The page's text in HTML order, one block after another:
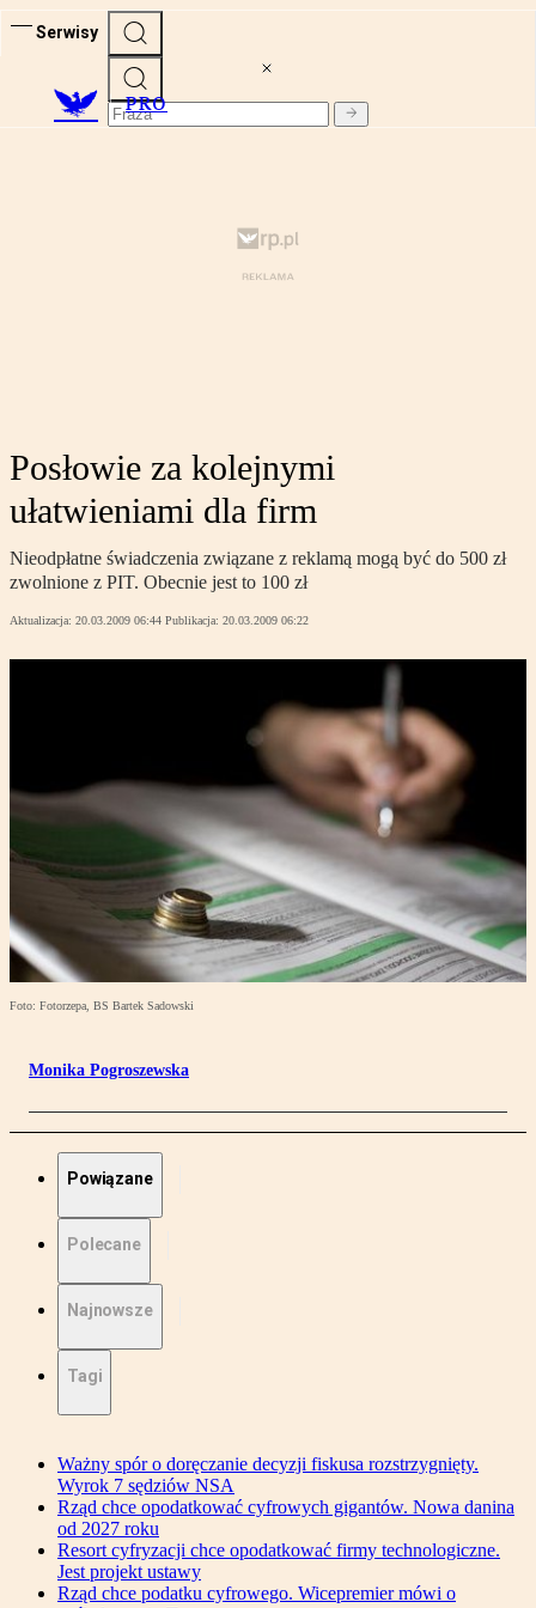
Serwisy
PRO
Posłowie za kolejnymi
ułatwieniami dla firm
Nieodpłatne świadczenia związane z reklamą mogą być do 500 zł
zwolnione z PIT. Obecnie jest to 100 zł
Aktualizacja: 20.03.2009 06:44 Publikacja: 20.03.2009 06:22
Foto: Fotorzepa, BS Bartek Sadowski
Monika Pogroszewska
Powiązane
Polecane
Najnowsze
Tagi
Ważny spór o doręczanie decyzji fiskusa rozstrzygnięty.
Wyrok 7 sędziów NSA
Rząd chce opodatkować cyfrowych gigantów. Nowa danina
od 2027 roku
Resort cyfryzacji chce opodatkować firmy technologiczne.
Jest projekt ustawy
Rząd chce podatku cyfrowego. Wicepremier mówi o